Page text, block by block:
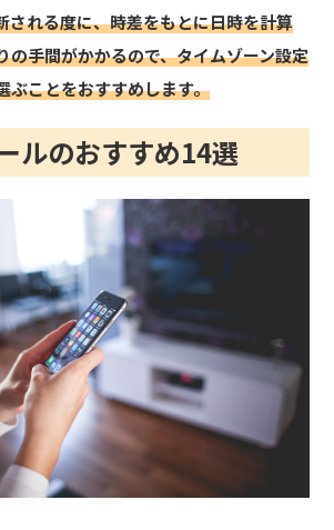
される度に、時差をもとに日時を計算
の手間がかかるので、タイムゾーン設定
ぶことをおすすめします。
ルのおすすめ14選